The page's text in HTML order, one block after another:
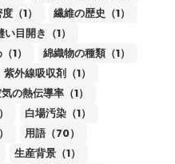
（1）
繊維の歴史（1）
い目開き（1）
1）
綿織物の種類（1）
紫外線吸収剤（1）
の熱伝導率（1）
白場汚染（1）
用語（70）
生産背景（1）